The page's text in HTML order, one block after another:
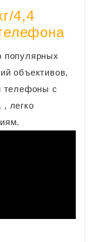
4,4
популярных
объективов,
телефоны с
легко